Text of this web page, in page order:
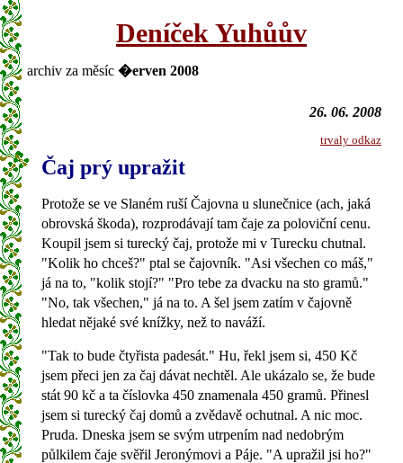
Deníček Yuhůův
archiv za měsíc �erven 2008
26. 06. 2008
trvaly odkaz
Čaj prý upražit
Protože se ve Slaném ruší Čajovna u slunečnice (ach, jaká
obrovská škoda), rozprodávají tam čaje za poloviční cenu.
Koupil jsem si turecký čaj, protože mi v Turecku chutnal.
"Kolik ho chceš?" ptal se čajovník. "Asi všechen co máš,"
já na to, "kolik stojí?" "Pro tebe za dvacku na sto gramů."
"No, tak všechen," já na to. A šel jsem zatím v čajovně
hledat nějaké své knížky, než to naváží.
"Tak to bude čtyřista padesát." Hu, řekl jsem si, 450 Kč
jsem přeci jen za čaj dávat nechtěl. Ale ukázalo se, že bude
stát 90 kč a ta číslovka 450 znamenala 450 gramů. Přinesl
jsem si turecký čaj domů a zvědavě ochutnal. A nic moc.
Pruda. Dneska jsem se svým utrpením nad nedobrým
půlkilem čaje svěřil Jeronýmovi a Páje. "A upražil jsi ho?"